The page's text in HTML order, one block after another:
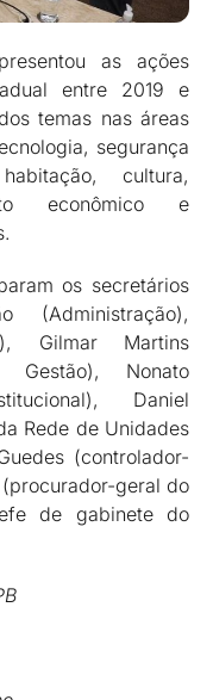
as ações
entre 2019 e
temas nas áreas
segurança
cultura,
econômico e
os secretários
(Administração),
Gilmar Martins
Gestão), Nonato
Daniel
Rede de Unidades
(controlador-
geral do
de gabinete do